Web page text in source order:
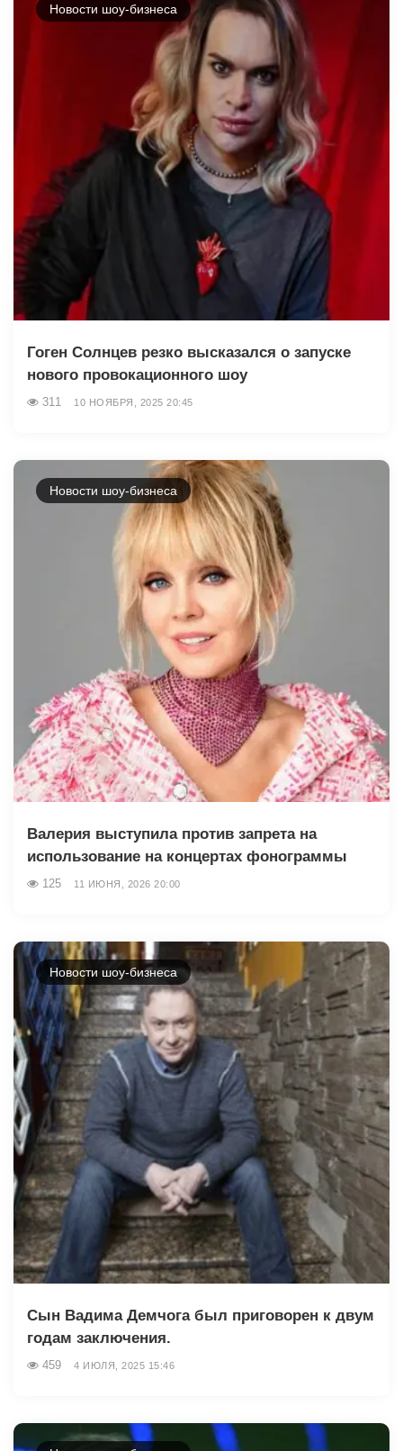
Новости шоу-бизнеса
Гоген Солнцев резко высказался о запуске
нового провокационного шоу
311 10 НОЯБРЯ, 2025 20:45
Новости шоу-бизнеса
Валерия выступила против запрета на
использование на концертах фонограммы
125 11 ИЮНЯ, 2026 20:00
Новости шоу-бизнеса
Сын Вадима Демчога был приговорен к двум
годам заключения.
459 4 ИЮЛЯ, 2025 15:46